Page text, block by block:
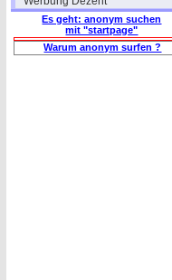
Es geht: anonym suchen
mit "startpage"
Warum anonym surfen ?